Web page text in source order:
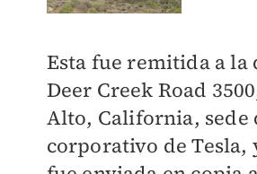
Esta fue remitida a
Deer Creek Road
Alto, California, sede
corporativo de Tesla,